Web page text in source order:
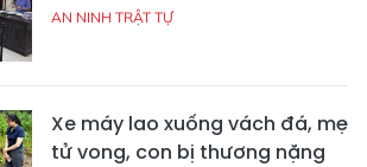
AN NINH TRẬT TỰ
Xe máy lao xuống vách đá, mẹ
tử vong, con bị thương nặng